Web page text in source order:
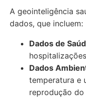
A geointeligência
dados, que incluem:
Dados de
Dados
temperatura e
reprodução